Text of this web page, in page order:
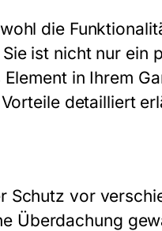
die
ist nicht nur ein
in Ihrem
detailliert
Schutz vor
Überdachung